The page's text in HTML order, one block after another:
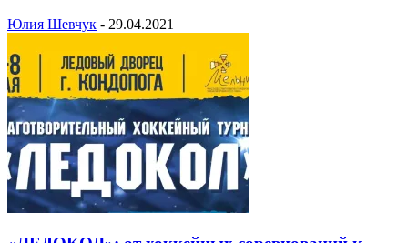
Юлия Шевчук - 29.04.2021